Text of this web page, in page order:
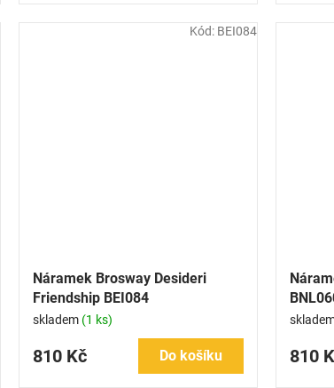
Náramek Brosway Desideri
Friendship BEI084
skladem (1 ks)
810 Kč Do košíku
Kód: BEI084
810